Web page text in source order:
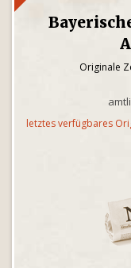
Originale
letztes verfügbares